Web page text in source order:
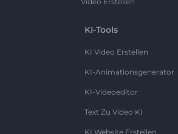
KI-Tools
KI Video Erstellen
KI-Animationsgenerator
KI-Videoeditor
Text Zu Video KI
KI Website Erstellen